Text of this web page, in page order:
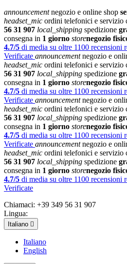
announcementnegozio e online shop
headset_mic ordini telefonici e servizio
56 31 907 local_shipping spedizione
consegna in 1 giorno storenegozio
4.7/5 di media su oltre 1100 recensioni
Verificate announcementnegozio e
headset_mic ordini telefonici e servizio
56 31 907 local_shipping spedizione
consegna in 1 giorno storenegozio
4.7/5 di media su oltre 1100 recensioni
Verificate announcementnegozio e
headset_mic ordini telefonici e servizio
56 31 907 local_shipping spedizione
consegna in 1 giorno storenegozio
4.7/5 di media su oltre 1100 recensioni
Verificate announcementnegozio e
headset_mic ordini telefonici e servizio
56 31 907 local_shipping spedizione
consegna in 1 giorno storenegozio
4.7/5 di media su oltre 1100 recensioni
Verificate
Chiamaci: +39 349 56 31 907
Lingua:
Italiano 
Italiano
English